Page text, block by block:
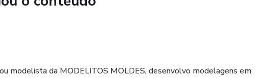
modelista da MODELITOS MOLDES, desenvolvo modelagens em